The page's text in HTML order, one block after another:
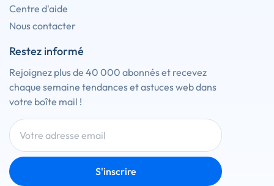
Centre d'aide
Nous contacter
Restez informé
Rejoignez plus de 40 000 abonnés et recevez
chaque semaine tendances et astuces web dans
votre boîte mail !
S'inscrire